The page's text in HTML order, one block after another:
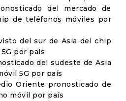
del mercado de
de teléfonos móviles por
del sur de Asia del chip
por país
del sudeste de Asia
5G por país
Oriente pronosticado de
móvil por país